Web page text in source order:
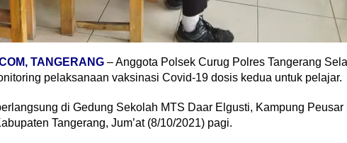
TANGERANG– Anggota Polsek Curug Polres Tangerang
pelaksanaan vaksinasi Covid-19 dosis kedua untuk pelajar.
di Gedung Sekolah MTS Daar Elgusti, Kampung
Tangerang, Jum’at (8/10/2021) pagi.